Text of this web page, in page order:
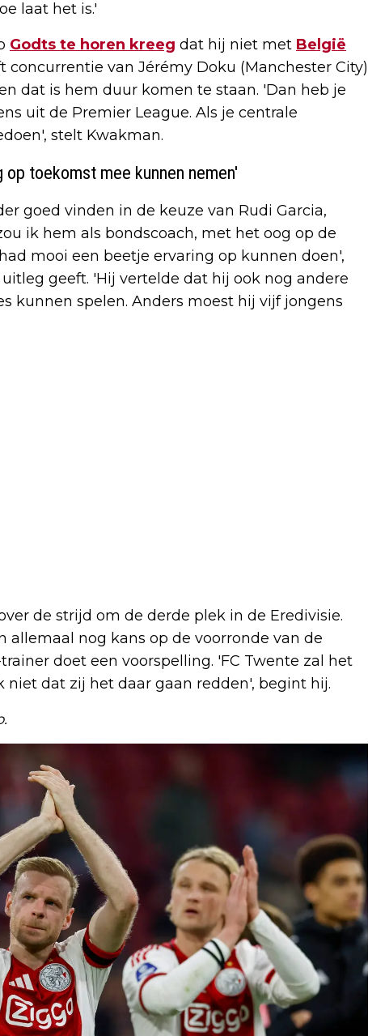
laat het is.'
Godts te horen kreeg dat hij niet met België
concurrentie van Jérémy Doku (Manchester City)
dat is hem duur komen te staan. 'Dan heb je
uit de Premier League. Als je centrale
stelt Kwakman.
toekomst mee kunnen nemen'
goed vinden in de keuze van Rudi Garcia,
ik hem als bondscoach, met het oog op de
mooi een beetje ervaring op kunnen doen',
geeft. 'Hij vertelde dat hij ook nog andere
kunnen spelen. Anders moest hij vijf jongens
de strijd om de derde plek in de Eredivisie.
allemaal nog kans op de voorronde van de
doet een voorspelling. 'FC Twente zal het
niet dat zij het daar gaan redden', begint hij.